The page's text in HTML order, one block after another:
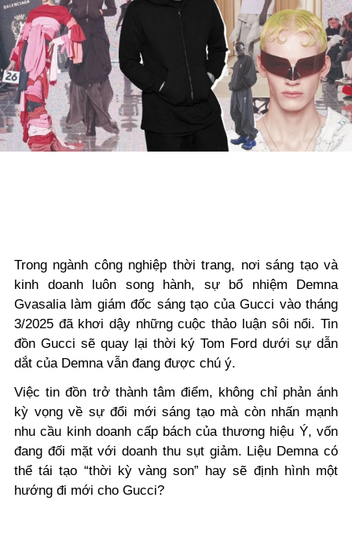
Trong ngành công nghiệp thời trang, nơi sáng tạo và
kinh doanh luôn song hành, sự bổ nhiệm Demna
Gvasalia làm giám đốc sáng tạo của Gucci vào tháng
3/2025 đã khơi dậy những cuộc thảo luận sôi nổi. Tin
đồn Gucci sẽ quay lại thời ký Tom Ford dưới sự dẫn
dắt của Demna vẫn đang được chú ý.
Việc tin đồn trở thành tâm điểm, không chỉ phản ánh
kỳ vọng về sự đổi mới sáng tạo mà còn nhấn mạnh
nhu cầu kinh doanh cấp bách của thương hiệu Ý, vốn
đang đối mặt với doanh thu sụt giảm. Liệu Demna có
thể tái tạo “thời kỳ vàng son” hay sẽ định hình một
hướng đi mới cho Gucci?